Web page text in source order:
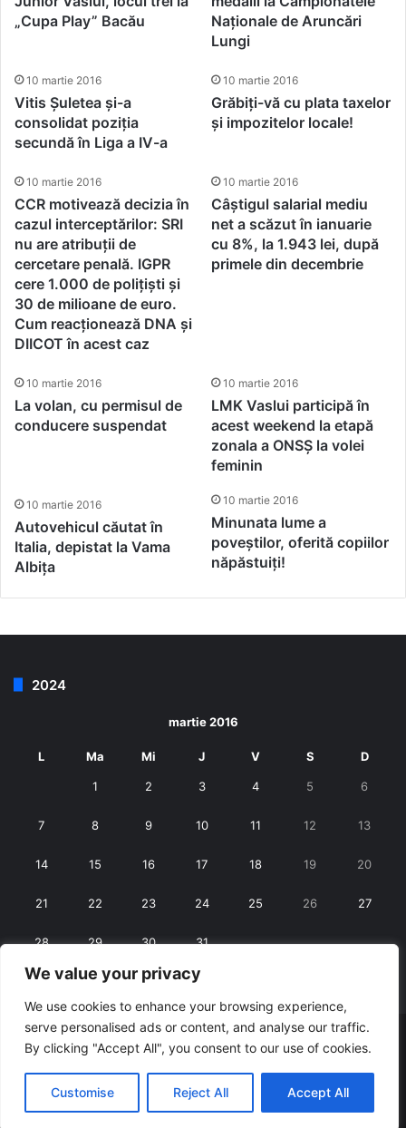
We value your privacy
We use cookies to enhance your browsing experience,
serve personalised ads or content, and analyse our traffic.
By clicking "Accept All", you consent to our use of cookies.
Customise Reject All Accept All
„Cupa Play” Bacău
Naționale de Aruncări
Lungi
10 martie 2016
Vitis Șuletea și-a
consolidat poziția
secundă în Liga a IV-a
10 martie 2016
Grăbiți-vă cu plata taxelor
și impozitelor locale!
10 martie 2016
CCR motivează decizia în
cazul interceptărilor: SRI
nu are atribuții de
cercetare penală. IGPR
cere 1.000 de polițiști și
30 de milioane de euro.
Cum reacționează DNA și
DIICOT în acest caz
10 martie 2016
Câștigul salarial mediu
net a scăzut în ianuarie
cu 8%, la 1.943 lei, după
primele din decembrie
10 martie 2016
La volan, cu permisul de
conducere suspendat
10 martie 2016
LMK Vaslui participă în
acest weekend la etapă
zonala a ONSȘ la volei
feminin
10 martie 2016
Autovehicul căutat în
Italia, depistat la Vama
Albița
10 martie 2016
Minunata lume a
poveștilor, oferită copiilor
năpăstuiți!
2024
martie 2016
L Ma Mi J V S D
1 2 3 4 5 6
7 8 9 10 11 12 13
14 15 16 17 18 19 20
21 22 23 24 25 26 27
28 29 30 31
« feb. apr. »
© Copyright 2026, All Rights Reserved | RexNet
Facebook